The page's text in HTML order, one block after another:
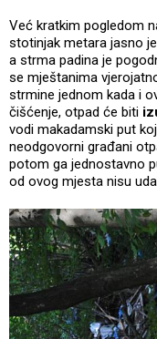
Već kratkim pogledom
stotinjak metara jasno
a strma padina je
se mještanima
strmine jednom kada i
čišćenje, otpad će biti
vodi makadamski put
neodgovorni građani
potom ga jednostavno
od ovog mjesta nisu